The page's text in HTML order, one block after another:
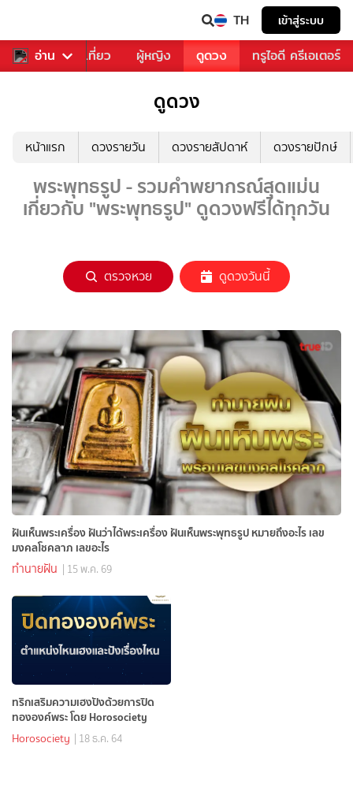
TH เข้าสู่ระบบ
อ่าน
อาหาร ท่องเที่ยว ผู้หญิง ดูดวง ทรูไอดี ครีเอเตอร์
ดูดวง
หน้าแรก ดวงรายวัน ดวงรายสัปดาห์ ดวงรายปักษ์
พระพุทธรูป - รวมคำพยากรณ์สุดแม่น
เกี่ยวกับ "พระพุทธรูป" ดูดวงฟรีได้ทุกวัน
ตรวจหวย ดูดวงวันนี้
ฝันเห็นพระเครื่อง ฝันว่าได้พระเครื่อง ฝันเห็นพระพุทธรูป หมายถึงอะไร เลข
มงคลโชคลาภ เลขอะไร
ทำนายฝัน | 15 พ.ค. 69
ทริกเสริมความเฮงปังด้วยการปิด
ทององค์พระ โดย Horosociety
Horosociety | 18 ธ.ค. 64